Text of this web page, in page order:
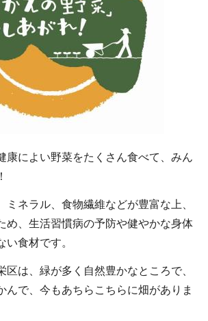
康によい野菜をたくさん食べて、みん
ミネラル、食物繊維などが豊富な上、
め、生活習慣病の予防や健やかな身体
い食材です。
区は、緑が多く自然豊かなところで、
んで、今もあちらこちらに畑がありま